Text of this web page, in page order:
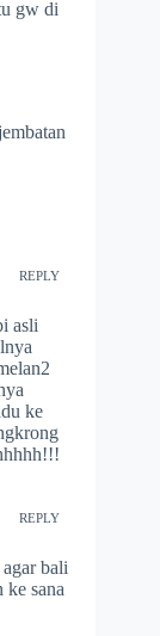
gw di
REPLY
asli
ke
REPLY
bali
sana